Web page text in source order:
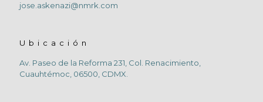
jose.askenazi@nmrk.com
Ubicación
Av. Paseo de la Reforma 231, Col. Renacimiento,
Cuauhtémoc, 06500, CDMX.